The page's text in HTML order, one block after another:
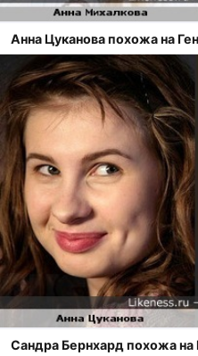
Анна Цуканова похожа на
Сандра Бернхард похожа